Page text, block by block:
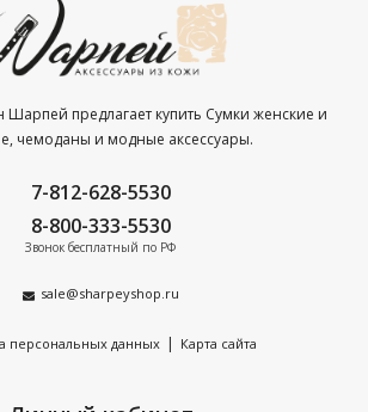
Шарпей предлагает купить Сумки женские и
чемоданы и модные аксессуары.
7-812-628-5530
8-800-333-5530
Звонок бесплатный по РФ
sale@sharpeyshop.ru
персональных данных | Карта сайта